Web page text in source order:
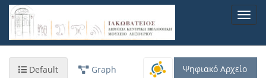
Παράκαμψη
προς
κυρίως
Default Graph Ψηφιακό Αρχείο